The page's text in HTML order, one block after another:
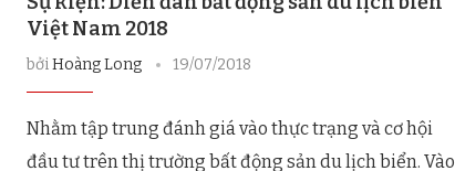
Việt Nam 2018
bởiHoàng Long 19/07/2018
Nhằm tập trung đánh giá vào thực trạng và cơ hội
đầu tư trên thị trường bất động sản du lịch biển. Vào